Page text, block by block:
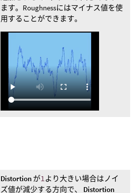
ます。Roughnessにはマイナス値を使
用することができます。
Distortion が1 より大きい場合はノイ
ズ値が減少する方向で、 Distortion